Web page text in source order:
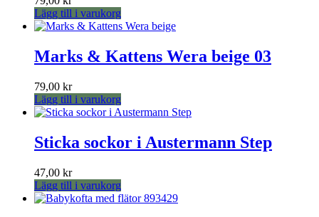
Lägg till i varukorg
Marks & Kattens Wera beige 03
79,00 kr
Lägg till i varukorg
Sticka sockor i Austermann Step
47,00 kr
Lägg till i varukorg